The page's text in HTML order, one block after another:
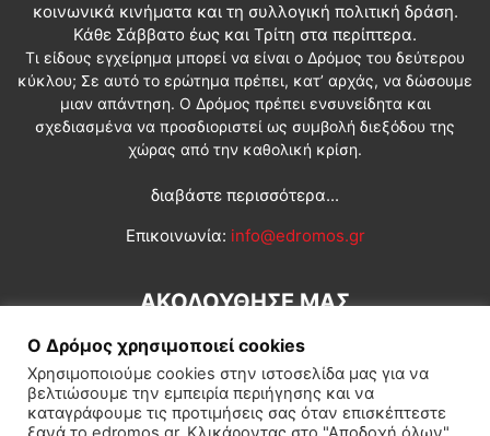
κοινωνικά κινήματα και τη συλλογική πολιτική δράση.
Κάθε Σάββατο έως και Τρίτη στα περίπτερα.
Τι είδους εγχείρημα μπορεί να είναι ο Δρόμος του δεύτερου
κύκλου; Σε αυτό το ερώτημα πρέπει, κατ’ αρχάς, να δώσουμε
μιαν απάντηση. Ο Δρόμος πρέπει ενσυνείδητα και
σχεδιασμένα να προσδιοριστεί ως συμβολή διεξόδου της
χώρας από την καθολική κρίση.
διαβάστε περισσότερα...
Επικοινωνία: info@edromos.gr
ΑΚΟΛΟΥΘΗΣΕ ΜΑΣ
Ο Δρόμος χρησιμοποιεί cookies
Χρησιμοποιούμε cookies στην ιστοσελίδα μας για να
βελτιώσουμε την εμπειρία περιήγησης και να
καταγράφουμε τις προτιμήσεις σας όταν επισκέπτεστε